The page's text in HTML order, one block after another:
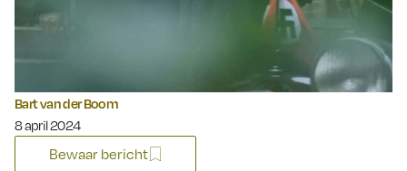
Bart van der Boom
Gepubliceerd op:
8 april 2024
Bewaar bericht